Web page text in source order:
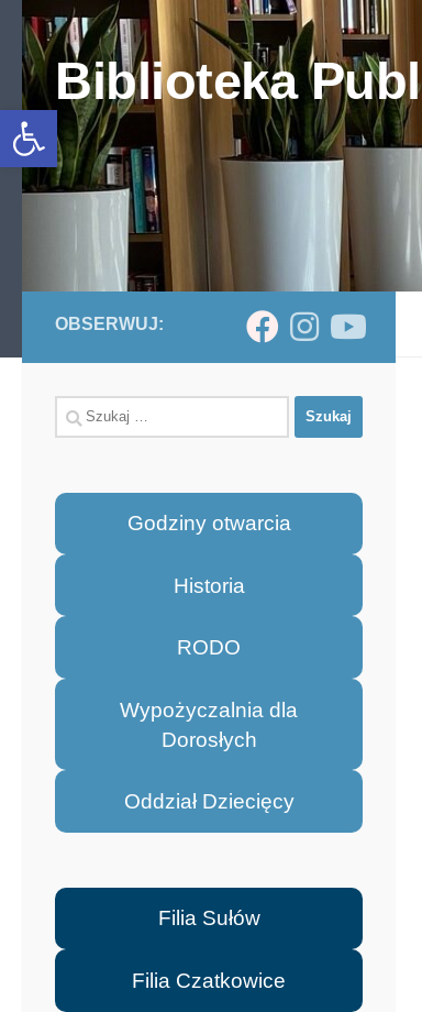
Otwórz pasek narzędzi
Skip to content
Biblioteka
OBSERWUJ:
Szukaj:
Godziny otwarcia
Historia
RODO
Wypożyczalnia dla
Dorosłych
Oddział Dziecięcy
Filia Sułów
Filia Czatkowice